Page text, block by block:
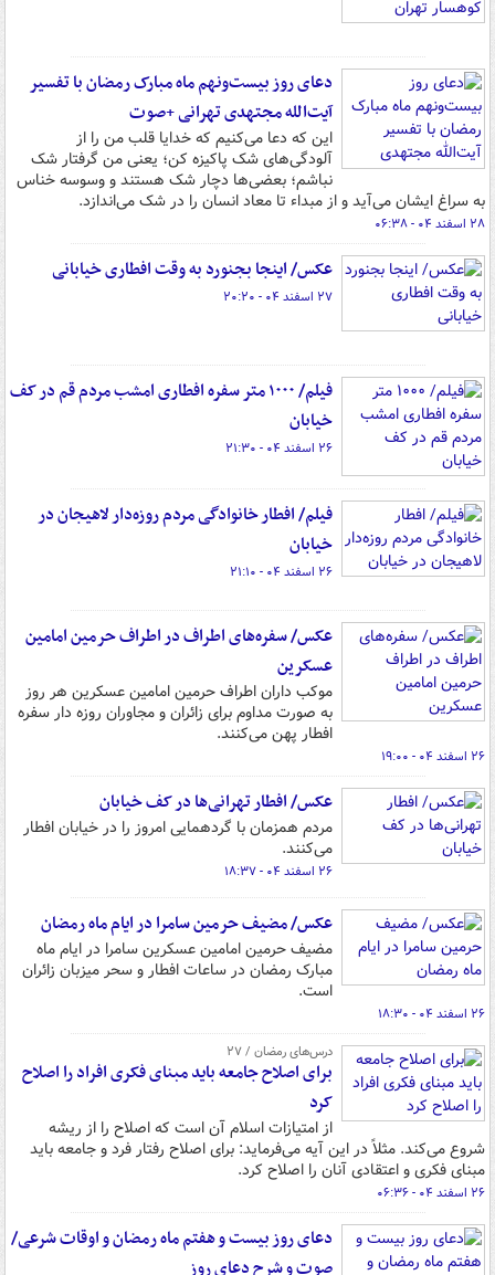
دعای روز بیست‌ونهم ماه مبارک رمضان با تفسیر
آیت‌الله مجتهدی تهرانی +صوت
این که دعا می‌کنیم که خدایا قلب من را از
آلودگی‌های شک پاکیزه کن؛ یعنی من گرفتار شک
نباشم؛ بعضی‌ها دچار شک هستند و وسوسه خناس
به سراغ ایشان می‌آید و از مبداء تا معاد انسان را در شک می‌اندازد.
۲۸ اسفند ۰۴ - ۰۶:۳۸
عکس/ اینجا بجنورد به وقت افطاری خیابانی
۲۷ اسفند ۰۴ - ۲۰:۲۰
فیلم/ ۱۰۰۰ متر سفره افطاری امشب مردم قم در کف
خیابان
۲۶ اسفند ۰۴ - ۲۱:۳۰
فیلم/ افطار خانوادگی مردم روزه‌دار لاهیجان در
خیابان
۲۶ اسفند ۰۴ - ۲۱:۱۰
عکس/ سفره‌های اطراف در اطراف حرمین امامین
عسکرین
موکب داران اطراف حرمین امامین عسکرین هر روز
به صورت مداوم برای زائران و مجاوران روزه دار سفره
افطار پهن می‌کنند.
۲۶ اسفند ۰۴ - ۱۹:۰۰
عکس/ افطار تهرانی‌ها در کف خیابان
مردم همزمان با گردهمایی امروز را در خیابان افطار
می‌کنند.
۲۶ اسفند ۰۴ - ۱۸:۳۷
عکس/ مضیف حرمین سامرا در ایام ماه رمضان
مضیف حرمین امامین عسکرین سامرا در ایام ماه
مبارک رمضان در ساعات افطار و سحر میزبان زائران
است.
۲۶ اسفند ۰۴ - ۱۸:۳۰
درس‌های رمضان / ۲۷
برای اصلاح جامعه باید مبنای فکری افراد را اصلاح
کرد
از امتیازات اسلام آن است که اصلاح را از ریشه
شروع می‌کند. مثلاً در این آیه می‌فرماید: برای اصلاح رفتار فرد و جامعه باید
مبنای فکری و اعتقادی آنان را اصلاح کرد.
۲۶ اسفند ۰۴ - ۰۶:۳۶
دعای روز بیست و هفتم ماه رمضان و اوقات شرعی/
صوت و شرح دعای روز